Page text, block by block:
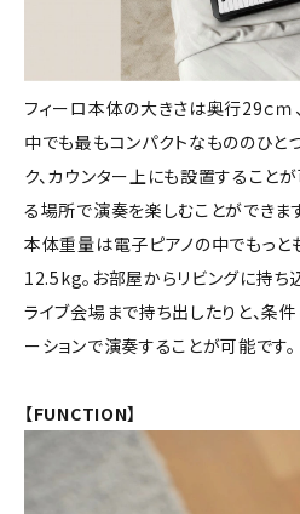
フィーロ本体の大きさは奥行29ｃｍ
中でも最もコンパクトなもののひと
ク、カウンター上にも設置すること
る場所で演奏を楽しむことができま
本体重量は電子ピアノの中でもっと
12.5kg。お部屋からリビングに持ち
ライブ会場まで持ち出したりと、条
ーションで演奏することが可能です。
【FUNCTION】